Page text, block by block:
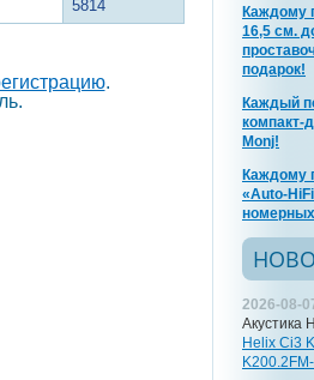
5814
.
Каждому
16,5 см.
подарок!
Каждый
компакт-
Monj!
Каждому
«Auto-
номерных
2026-08-
Акустика
Helix Ci3